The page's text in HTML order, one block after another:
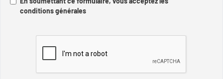
conditions générales